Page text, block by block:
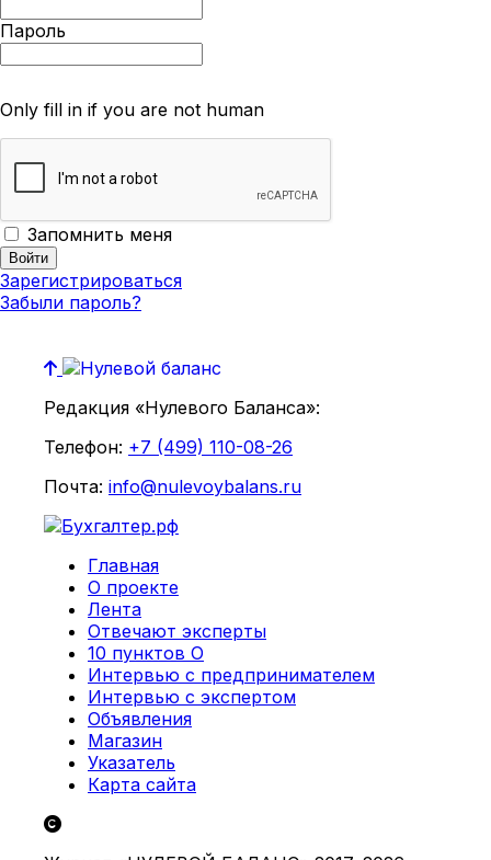
Пароль
Only fill in if you are not human
Запомнить меня
Зарегистрироваться
Забыли пароль?
Редакция «Нулевого Баланса»:
Телефон: +7 (499) 110-08-26
Почта: info@nulevoybalans.ru
Главная
О проекте
Лента
Отвечают эксперты
10 пунктов О
Интервью с предпринимателем
Интервью с экспертом
Объявления
Магазин
Указатель
Карта сайта